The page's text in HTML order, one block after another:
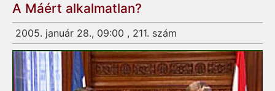
A Máért alkalmatlan?
2005. január 28., 09:00 , 211. szám